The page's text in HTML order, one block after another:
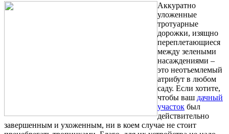
Аккуратно
уложенные
тротуарные
дорожки, изящно
переплетающиеся
между зелеными
насаждениями –
это неотъемлемый
атрибут в любом
саду. Если хотите,
чтобы ваш дачный
участок был
действительно
завершенным и ухоженным, ни в коем случае не стоит